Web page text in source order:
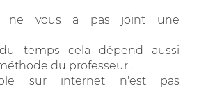
ne vous a pas joint une
temps cela dépend aussi
du professeur..
sur internet n'est pas